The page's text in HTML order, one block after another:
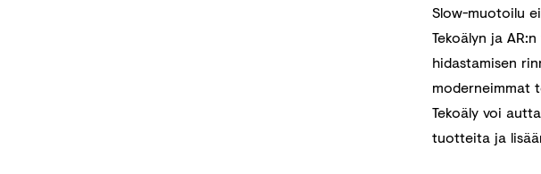
Slow-muotoilu
Tekoälyn ja
hidastamisen
moderneimmat
Tekoäly voi
tuotteita ja